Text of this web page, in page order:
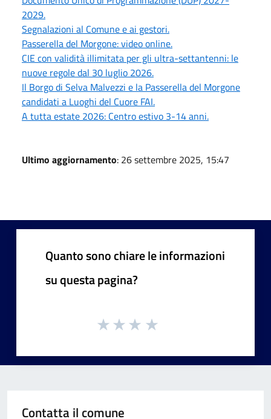
2029.
Segnalazioni al Comune e ai gestori.
Passerella del Morgone: video online.
CIE con validità illimitata per gli ultra-settantenni: le
nuove regole dal 30 luglio 2026.
Il Borgo di Selva Malvezzi e la Passerella del Morgone
candidati a Luoghi del Cuore FAI.
A tutta estate 2026: Centro estivo 3-14 anni.
Ultimo aggiornamento: 26 settembre 2025, 15:47
Quanto sono chiare le informazioni
su questa pagina?
Contatta il comune